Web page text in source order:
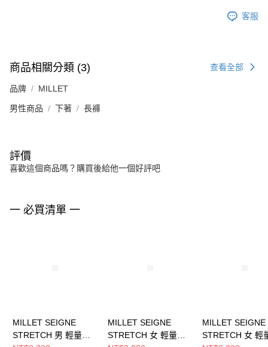
客服
商品相關分類 (3) 查看全部
品牌 MILLET
男性商品 下著 長褲
評價
喜歡這個商品嗎？購買後給他一個好評吧
一 必買清單 一
MILLET SEIGNE
STRETCH 男 輕量快
MILLET SEIGNE
STRETCH 女 輕量快
MILLET SEIGNE
STRETCH 女 輕